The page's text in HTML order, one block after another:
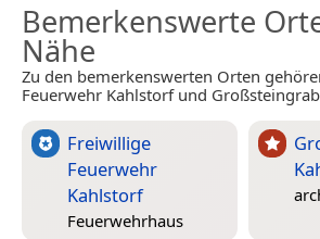
Bemerkenswerte
Nähe
Zu den bemerkenswerten Orten
Feuerwehr Kahlstorf und
Freiwillige
Feuerwehr
Kahlstorf
Feuerwehrhaus